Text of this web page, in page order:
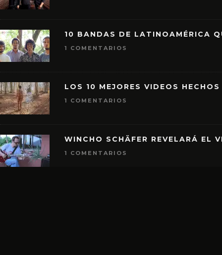
10 BANDAS DE LATINOAMÉRICA
1 COMENTARIOS
LOS 10 MEJORES VIDEOS
1 COMENTARIOS
WINCHO SCHÄFER REVELARÁ EL
1 COMENTARIOS